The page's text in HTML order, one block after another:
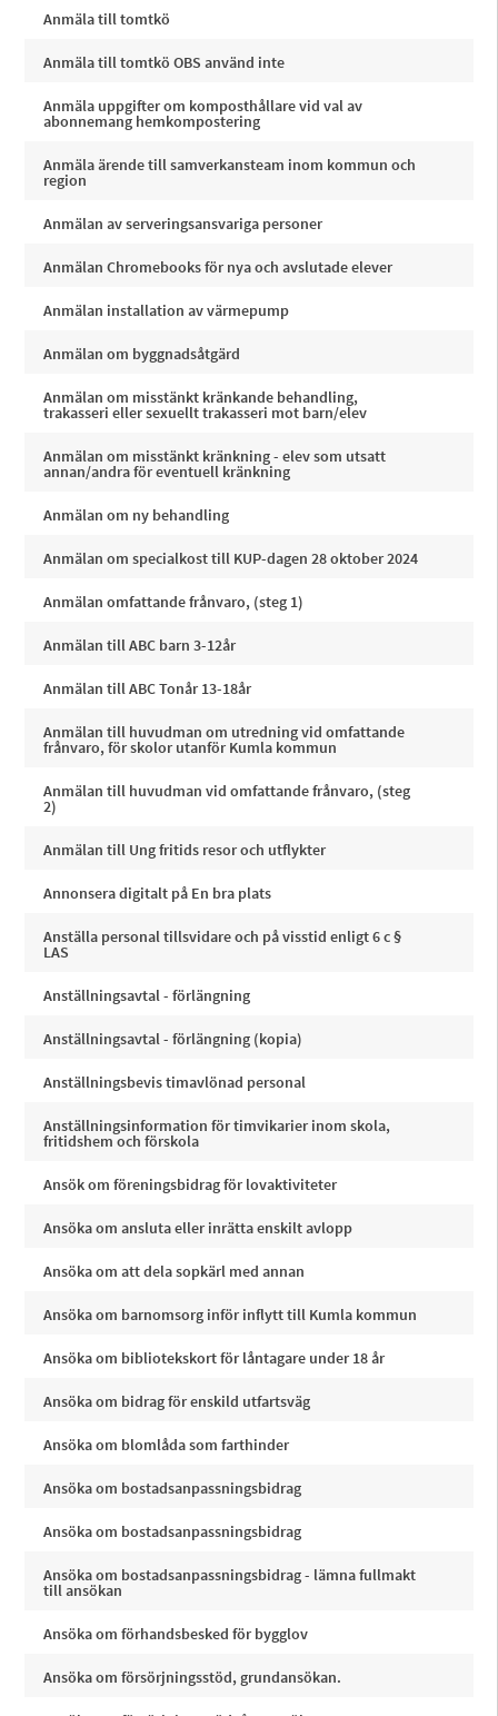
Anmäla till tomtkö
Anmäla till tomtkö OBS använd inte
Anmäla uppgifter om komposthållare vid val av
abonnemang hemkompostering
Anmäla ärende till samverkansteam inom kommun och
region
Anmälan av serveringsansvariga personer
Anmälan Chromebooks för nya och avslutade elever
Anmälan installation av värmepump
Anmälan om byggnadsåtgärd
Anmälan om misstänkt kränkande behandling,
trakasseri eller sexuellt trakasseri mot barn/elev
Anmälan om misstänkt kränkning - elev som utsatt
annan/andra för eventuell kränkning
Anmälan om ny behandling
Anmälan om specialkost till KUP-dagen 28 oktober 2024
Anmälan omfattande frånvaro, (steg 1)
Anmälan till ABC barn 3-12år
Anmälan till ABC Tonår 13-18år
Anmälan till huvudman om utredning vid omfattande
frånvaro, för skolor utanför Kumla kommun
Anmälan till huvudman vid omfattande frånvaro, (steg
2)
Anmälan till Ung fritids resor och utflykter
Annonsera digitalt på En bra plats
Anställa personal tillsvidare och på visstid enligt 6 c §
LAS
Anställningsavtal - förlängning
Anställningsavtal - förlängning (kopia)
Anställningsbevis timavlönad personal
Anställningsinformation för timvikarier inom skola,
fritidshem och förskola
Ansök om föreningsbidrag för lovaktiviteter
Ansöka om ansluta eller inrätta enskilt avlopp
Ansöka om att dela sopkärl med annan
Ansöka om barnomsorg inför inflytt till Kumla kommun
Ansöka om bibliotekskort för låntagare under 18 år
Ansöka om bidrag för enskild utfartsväg
Ansöka om blomlåda som farthinder
Ansöka om bostadsanpassningsbidrag
Ansöka om bostadsanpassningsbidrag
Ansöka om bostadsanpassningsbidrag - lämna fullmakt
till ansökan
Ansöka om förhandsbesked för bygglov
Ansöka om försörjningsstöd, grundansökan.